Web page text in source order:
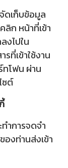
ดเก็บข้อมูล
ลิก หน้าที่เข้า
งไปใน
ที่เข้าใช้งาน
ทโฟน ผ่าน
ซต์
ทำการจดจำ
องท่านส่งเข้า